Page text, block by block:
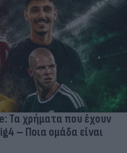
Τα χρήματα που έχουν
– Ποια ομάδα είναι